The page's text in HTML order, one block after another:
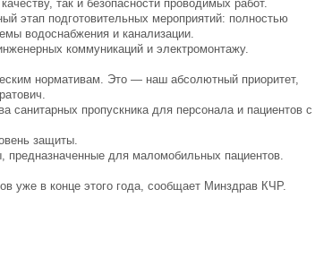
так и безопасности проводимых работ.
этап подготовительных мероприятий: полностью
водоснабжения и канализации.
коммуникаций и электромонтажу.
нормативам. Это — наш абсолютный приоритет,
пропускника для персонала и пациентов с
защиты.
для маломобильных пациентов.
уже в конце этого года, сообщает Минздрав КЧР.